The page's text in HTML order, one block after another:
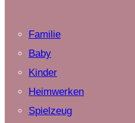
Familie
Baby
Kinder
Heimwerken
Spielzeug